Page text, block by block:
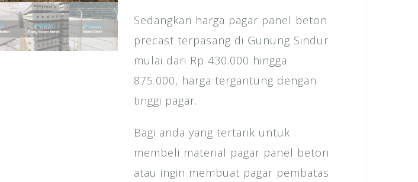
Sedangkan harga pagar panel beton
precast terpasang di Gunung Sindur
mulai dari Rp 430.000 hingga
875.000, harga tergantung dengan
tinggi pagar.
Bagi anda yang tertarik untuk
membeli material pagar panel beton
atau ingin membuat pagar pembatas